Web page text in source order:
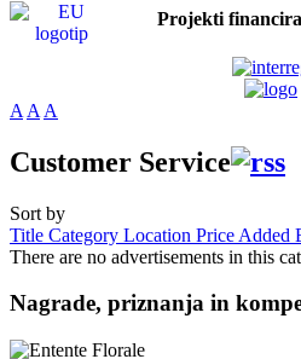
Projekti
A A A
Customer Service
Sort by
Title Category Location Price Added
There are no advertisements in this
Nagrade, priznanja in